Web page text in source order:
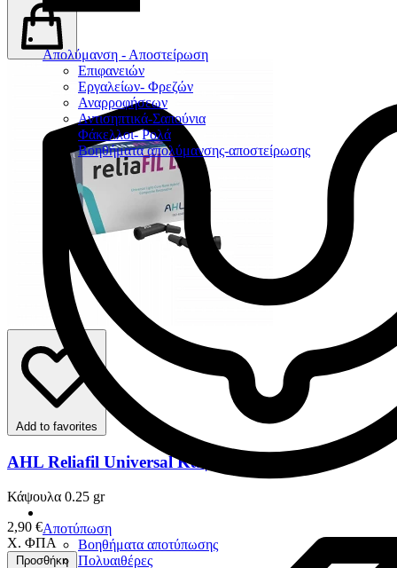
Απολύμανση - Αποστείρωση
Επιφανειών
Εργαλείων- Φρεζών
Αναρροφήσεων
Αντισηπτικά-Σαπούνια
Φάκελλοι- Ρολά
Βοηθήματα απολύμανσης-αποστείρωσης
Αποτύπωση
Βοηθήματα αποτύπωσης
Πολυαιθέρες
Add to favorites
AHL Reliafil Universal Κάψουλες
Κάψουλα 0.25 gr
2,90 €
Χ. ΦΠΑ
Προσθήκη